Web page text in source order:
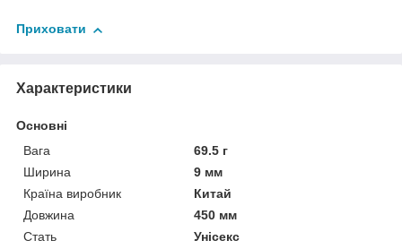
Приховати
Характеристики
Основні
Вага
69.5 г
Ширина
9 мм
Країна виробник
Китай
Довжина
450 мм
Стать
Унісекс